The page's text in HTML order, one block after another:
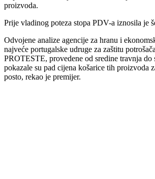
proizvoda.
Prije vladinog poteza stopa PDV-a iznosila je
Odvojene analize agencije za hranu i
najveće portugalske udruge za zaštitu
PROTESTE, provedene od sredine travnja do
pokazale su pad cijena košarice tih proizvoda
posto, rekao je premijer.